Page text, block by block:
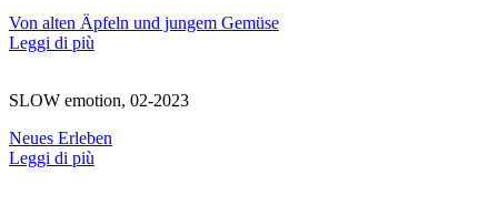
Von alten Äpfeln und jungem Gemüse
Leggi di più
SLOW emotion, 02-2023
Neues Erleben
Leggi di più